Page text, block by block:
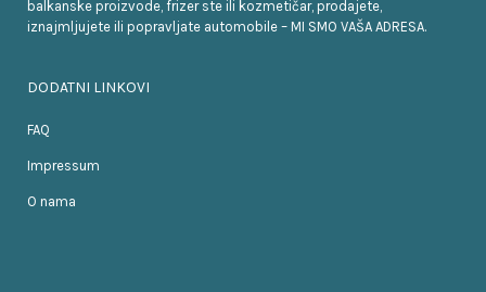
balkanske proizvode, frizer ste ili kozmetičar, prodajete,
iznajmljujete ili popravljate automobile – MI SMO VAŠA ADRESA.
DODATNI LINKOVI
FAQ
Impressum
O nama